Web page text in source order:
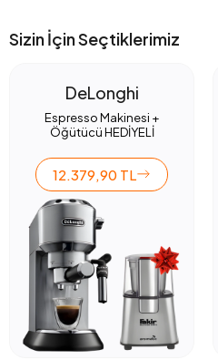
Sizin İçin Seçtiklerimiz
DeLonghi
Espresso Makinesi +
Öğütücü HEDİYELİ
12.379,90 TL